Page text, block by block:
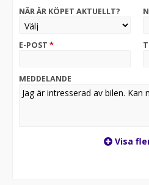
Minnespaket,
AMG ride control dämpning,
Sportmultifunktionsratt i läder
Navigation, MB connect,
med DSB och GGD, eCall,
anslutningar,
minne, Mittkonsol i kolfiber,
dekor, Belysta gula AMG
automatlåda, Agility select för
Fyrhjulsdrift, Farthållare,
Dödavinkelvarning,
NÄR ÄR KÖPET AKTUELLT?
E-POST *
MEDDELANDE
Visa